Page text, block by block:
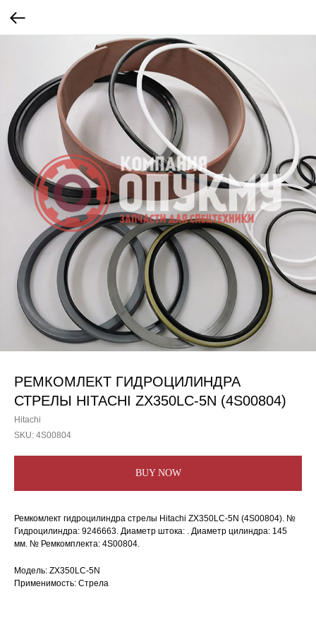
РЕМКОМЛЕКТ ГИДРОЦИЛИНДРА
СТРЕЛЫ HITACHI ZX350LC-5N (4S00804)
Hitachi
SKU: 4S00804
BUY NOW
Ремкомлект гидроцилиндра стрелы Hitachi ZX350LC-5N (4S00804). №
Гидроцилиндра: 9246663. Диаметр штока: . Диаметр цилиндра: 145
мм. № Ремкомплекта: 4S00804.
Модель: ZX350LC-5N
Применимость: Стрела